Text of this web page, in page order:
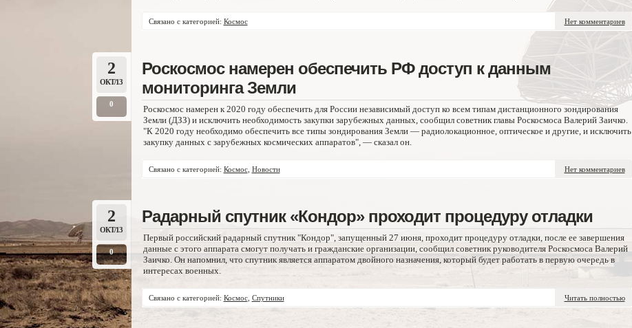
Связано с категорией: Космос Нет комментариев
2
ОКТ/13
0
Роскосмос намерен обеспечить РФ доступ к данным
мониторинга Земли
Роскосмос намерен к 2020 году обеспечить для России независимый доступ ко всем типам дистанционного зондирования
Земли (ДЗЗ) и исключить необходимость закупки зарубежных данных, сообщил советник главы Роскосмоса Валерий Заичко.
"К 2020 году необходимо обеспечить все типы зондирования Земли — радиолокационное, оптическое и другие, и исключить
закупку данных с зарубежных космических аппаратов", — сказал он.
Связано с категорией: Космос, Новости Нет комментариев
2
ОКТ/13
0
Радарный спутник «Кондор» проходит процедуру отладки
Первый российский радарный спутник "Кондор", запущенный 27 июня, проходит процедуру отладки, после ее завершения
данные с этого аппарата смогут получать и гражданские организации, сообщил советник руководителя Роскосмоса Валерий
Заичко. Он напомнил, что спутник является аппаратом двойного назначения, который будет работать в первую очередь в
интересах военных.
Связано с категорией: Космос, Спутники Читать полностью